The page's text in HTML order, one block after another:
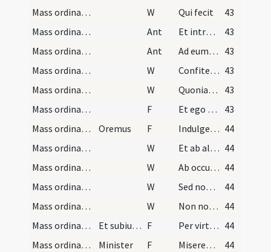
Mass ordinary/confession/3
W Qui fecit
43
Mass ordinary/access/4
Ant Et introibo
43
Mass ordinary/access/5
Ant Ad eum qui laetificat 43
Mass ordinary/confession/6
W Confitemini Domino 43
Mass ordinary/confession/7
W Quoniam in saecula
43
Mass ordinary/confession/8
F Et ego reus et conscius omnium malorum meorum confiteor Deo Patri omnipotenti et beatae Mariae Virgini et omnibus sanctis Dei et vobis quia ego miser peccator peccavi nimis in vita mea contra legem Dei mei cogitatione delectatione locutione obmissione consensu visu et opere etiam tractando et sumendo corpus et sanguinem Domini nostri Iesu Christi heu indigne et irreverentur mea culpa mea culpa mea maxima culpa. Ideo deprecor venerabilem Dei Genitricem Virginem Mariam et beatos apostolos tuos Petrum et Paulum sanctum Ioannem apostolum et evangelistam sanctum Donatum sanctam Catherinam sanctam Barbaram atque omnes sanctos Dei et vos orare pro me misero peccatore
43
Mass ordinary/confession/11
Oremus F Indulgentiam et remissionem omnium peccatorum nostrorum spatium verae paenitentiae 44
Mass ordinary/confession/15
W Et ab alienis 44
Mass ordinary/confession/14
W Ab occultis meis 44
Mass ordinary/confession/13
W Sed nomini tuo
44
Mass ordinary/confession/12
W Non nobis Domine 44
Mass ordinary/confession/10
Et subiungit sacerdos F Per virtutem et passionem Domini nostri Iesu Christi et per intercessionem beatissimae Dei Genitricis Virginis Mariae et per merita omnium sanctorum misereatur nostri 44
Mass ordinary/confession/9
Minister F Misereatur vestri
44